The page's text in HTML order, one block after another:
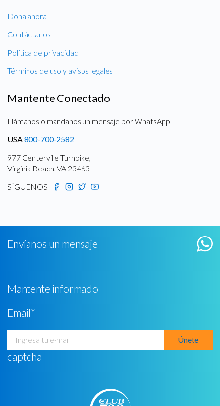
Dona ahora
Contáctanos
Política de privacidad
Términos de uso y avisos legales
Mantente Conectado
Llámanos o mándanos un mensaje por WhatsApp
USA 800-700-2582
977 Centerville Turnpike,
Virginia Beach, VA 23463
SÍGUENOS
Envíanos un mensaje
Mantente informado
Email*
captcha